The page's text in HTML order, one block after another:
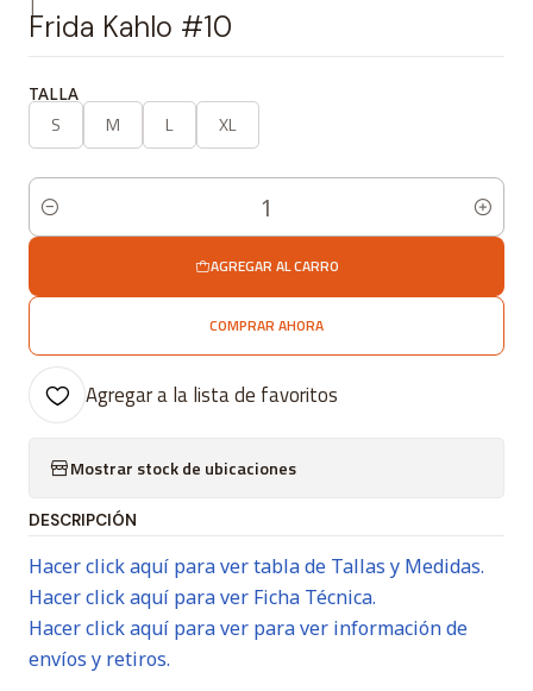
|
Frida Kahlo #10
TALLA
S M L XL
Cantidad
AGREGAR AL CARRO
COMPRAR AHORA
Agregar a la lista de favoritos
Mostrar stock de ubicaciones
DESCRIPCIÓN
Hacer click aquí para ver tabla de Tallas y Medidas.
Hacer click aquí para ver Ficha Técnica.
Hacer click aquí para ver para ver información de
envíos y retiros.